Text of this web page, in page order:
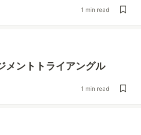
1 min read
メントトライアングル
1 min read